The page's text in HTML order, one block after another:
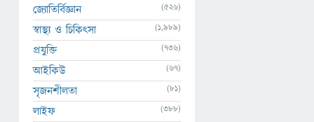
জ্যোতির্বিজ্ঞান (526)
স্বাস্থ্য ও চিকিৎসা (1,989)
প্রযুক্তি (736)
আইকিউ (67)
সৃজনশীলতা (81)
লাইফ (388)